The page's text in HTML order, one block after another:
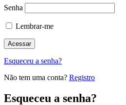
Senha
Lembrar-me
Esqueceu a senha?
Não tem uma conta? Registro
Esqueceu a senha?